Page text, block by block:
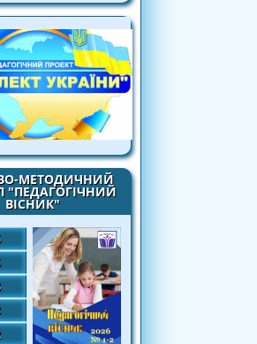
МЕТОДИЧНИЙ
"ПЕДАГОГІЧНИЙ
ВІСНИК"